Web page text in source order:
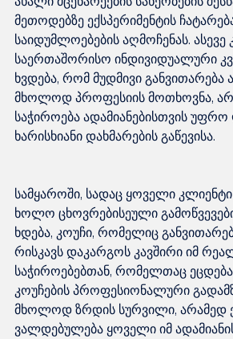
მეთოდებზე ექსპერიმენტის
საიდუმლოებების აღმოჩენას. ასევე
საერთაშორისო ინდივიდუალური
ხვდება, რომ მუდმივი განვითარება
მხოლოდ პროფესიის მოთხოვნა,
საჭიროება ადამიანებისთვის
სამყაროში, სადაც ყოველი
ხოლო ცხოვრებისეული
ხდება, კოუჩი, რომელიც
რისკავს დაკარგოს კავშირი იმ
საჭიროებებთან, რომელთაც
კოუჩების პროფესიონალური
მხოლოდ ზრდის სურვილი, არამედ
ვალდებულება ყოველი იმ